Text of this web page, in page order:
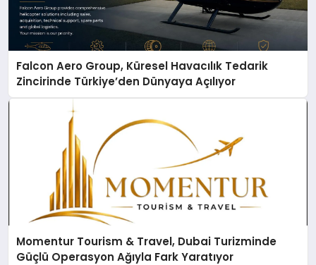
Falcon Aero Group, Küresel Havacılık Tedarik
Zincirinde Türkiye’den Dünyaya Açılıyor
Momentur Tourism & Travel, Dubai Turizminde
Güçlü Operasyon Ağıyla Fark Yaratıyor